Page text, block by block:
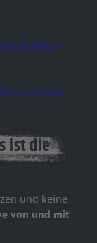
on stage
ist die
und keine
von und mit